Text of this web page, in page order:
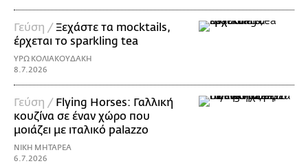
Γεύση /Ξεχάστε τα mocktails,
έρχεται το sparkling tea
ΥΡΩ ΚΟΛΙΑΚΟΥΔΑΚΗ
8.7.2026
Γεύση / Flying Horses: Γαλλική
κουζίνα σε έναν χώρο που
μοιάζει με ιταλικό palazzo
ΝΙΚΗ ΜΗΤΑΡΕΑ
6.7.2026